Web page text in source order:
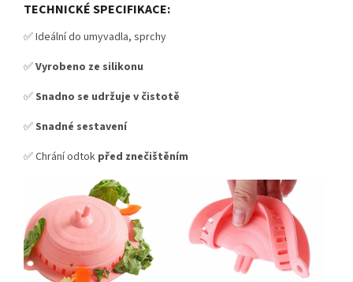
TECHNICKÉ SPECIFIKACE:
✅ Ideální do umyvadla, sprchy
✅Vyrobeno ze silikonu
✅Snadno se udržuje v čistotě
✅Snadné sestavení
✅Chrání odtok před znečištěním